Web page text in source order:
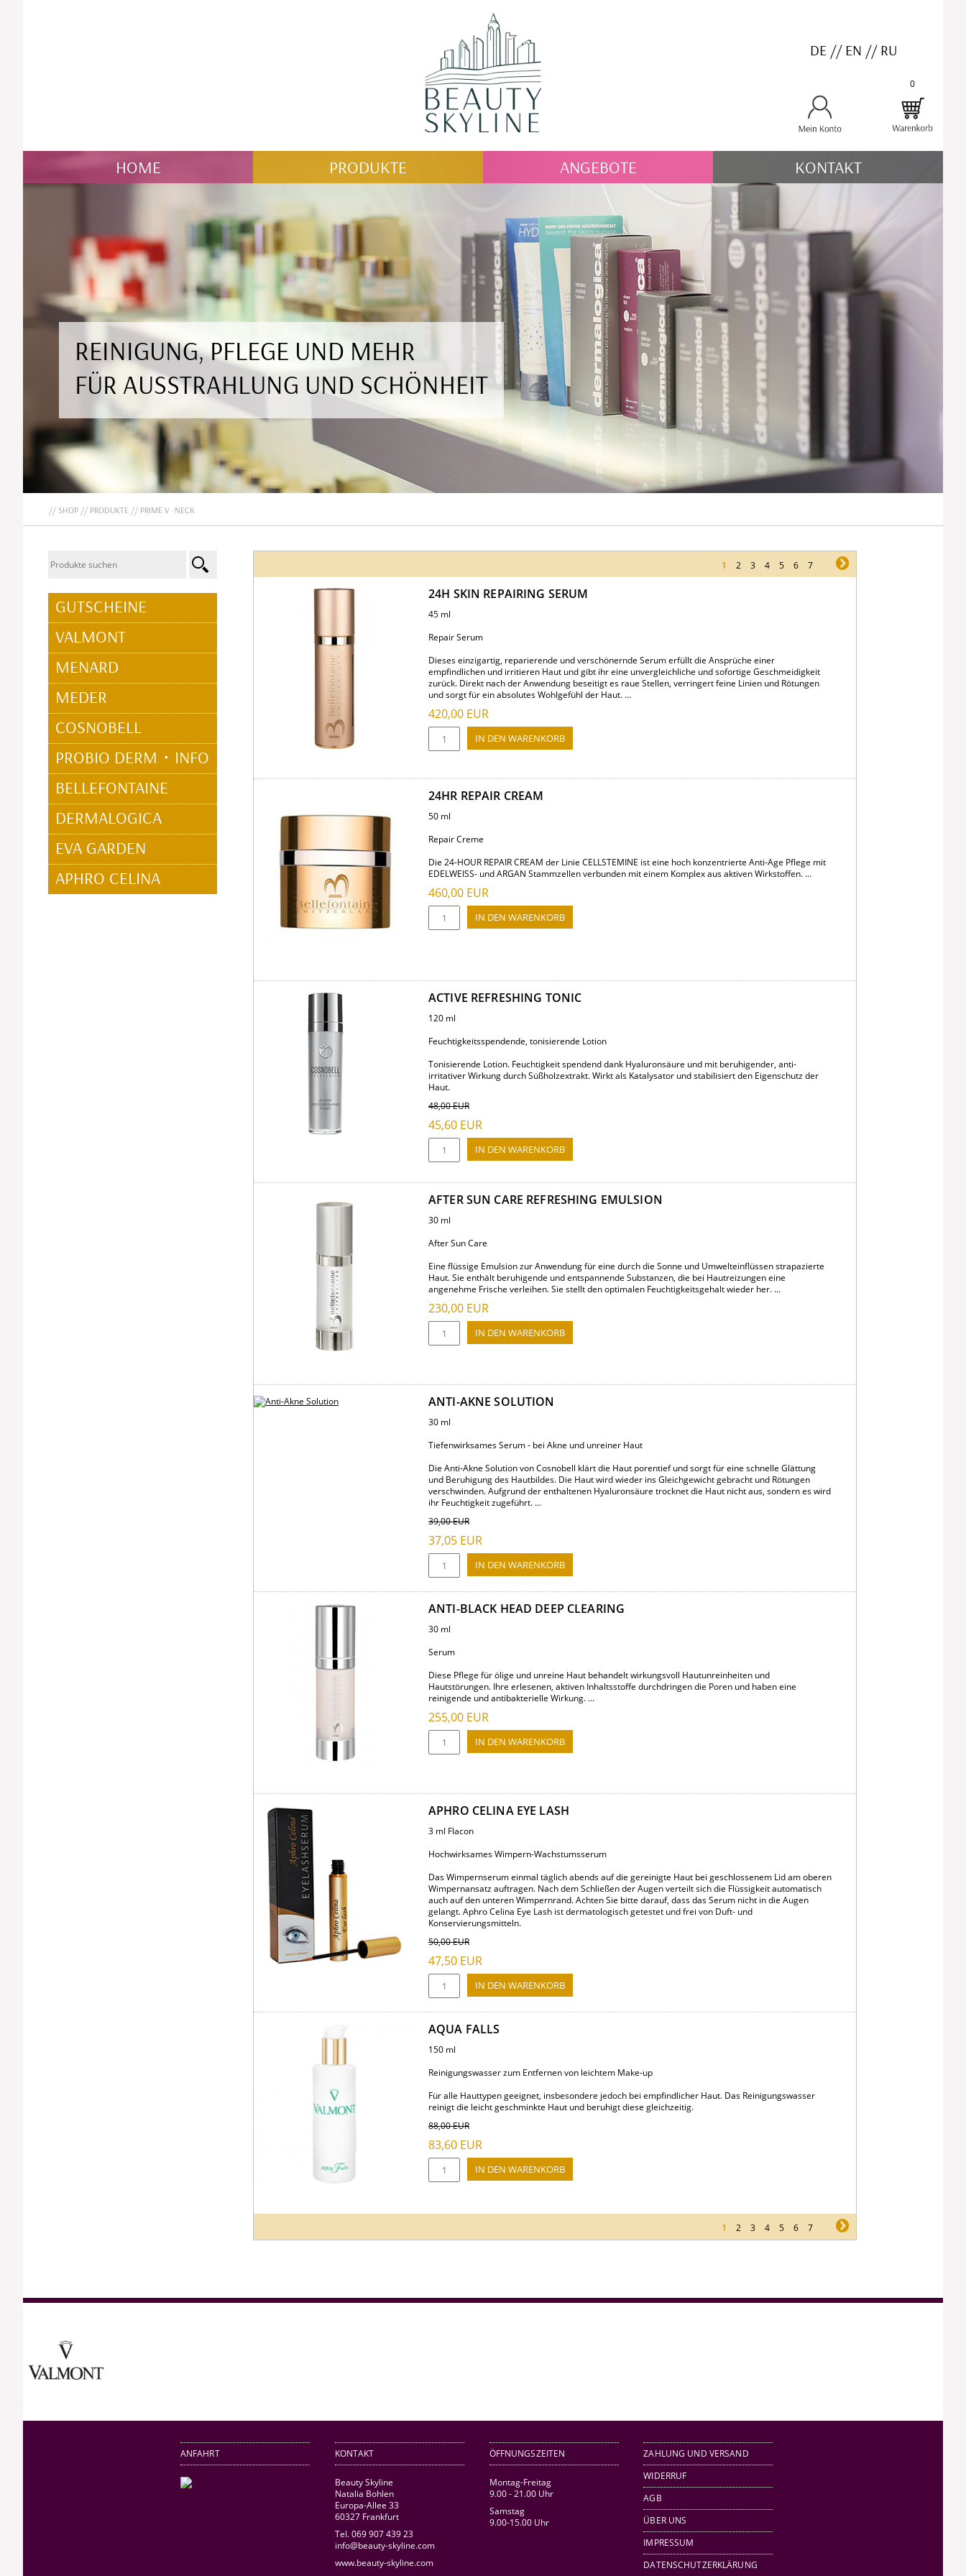
DE // EN // RU
0
HOME PRODUKTE ANGEBOTE KONTAKT
REINIGUNG, PFLEGE UND MEHR
FÜR AUSSTRAHLUNG UND SCHÖNHEIT
SHOP PRODUKTE PRIME V -NECK
1 2 3 4 5 6 7
24H SKIN REPAIRING SERUM
45 ml
Repair Serum
Dieses einzigartig, reparierende und verschönernde Serum erfüllt die Ansprüche einer
empfindlichen und irritieren Haut und gibt ihr eine unvergleichliche und sofortige Geschmeidigkeit
zurück. Direkt nach der Anwendung beseitigt es raue Stellen, verringert feine Linien und Rötungen
und sorgt für ein absolutes Wohlgefühl der Haut. ...
420,00 EUR
24HR REPAIR CREAM
50 ml
Repair Creme
Die 24-HOUR REPAIR CREAM der Linie CELLSTEMINE ist eine hoch konzentrierte Anti-Age Pflege mit
EDELWEISS- und ARGAN Stammzellen verbunden mit einem Komplex aus aktiven Wirkstoffen. ...
460,00 EUR
ACTIVE REFRESHING TONIC
120 ml
Feuchtigkeitsspendende, tonisierende Lotion
Tonisierende Lotion. Feuchtigkeit spendend dank Hyaluronsäure und mit beruhigender, anti-
irritativer Wirkung durch Süßholzextrakt. Wirkt als Katalysator und stabilisiert den Eigenschutz der
Haut.
48,00EUR
45,60 EUR
AFTER SUN CARE REFRESHING EMULSION
30 ml
After Sun Care
Eine flüssige Emulsion zur Anwendung für eine durch die Sonne und Umwelteinflüssen strapazierte
Haut. Sie enthält beruhigende und entspannende Substanzen, die bei Hautreizungen eine
angenehme Frische verleihen. Sie stellt den optimalen Feuchtigkeitsgehalt wieder her. ...
230,00 EUR
ANTI-AKNE SOLUTION
30 ml
Tiefenwirksames Serum - bei Akne und unreiner Haut
Die Anti-Akne Solution von Cosnobell klärt die Haut porentief und sorgt für eine schnelle Glättung
und Beruhigung des Hautbildes. Die Haut wird wieder ins Gleichgewicht gebracht und Rötungen
verschwinden. Aufgrund der enthaltenen Hyaluronsäure trocknet die Haut nicht aus, sondern es wird
ihr Feuchtigkeit zugeführt. ...
39,00EUR
37,05 EUR
ANTI-BLACK HEAD DEEP CLEARING
30 ml
Serum
Diese Pflege für ölige und unreine Haut behandelt wirkungsvoll Hautunreinheiten und
Hautstörungen. Ihre erlesenen, aktiven Inhaltsstoffe durchdringen die Poren und haben eine
reinigende und antibakterielle Wirkung. ...
255,00 EUR
APHRO CELINA EYE LASH
3 ml Flacon
Hochwirksames Wimpern-Wachstumsserum
Das Wimpernserum einmal täglich abends auf die gereinigte Haut bei geschlossenem Lid am oberen
Wimpernansatz auftragen. Nach dem Schließen der Augen verteilt sich die Flüssigkeit automatisch
auch auf den unteren Wimpernrand. Achten Sie bitte darauf, dass das Serum nicht in die Augen
gelangt. Aphro Celina Eye Lash ist dermatologisch getestet und frei von Duft- und
Konservierungsmitteln.
50,00EUR
47,50 EUR
AQUA FALLS
150 ml
Reinigungswasser zum Entfernen von leichtem Make-up
Für alle Hauttypen geeignet, insbesondere jedoch bei empfindlicher Haut. Das Reinigungswasser
reinigt die leicht geschminkte Haut und beruhigt diese gleichzeitig.
88,00EUR
83,60 EUR
1 2 3 4 5 6 7
ÜBERSPRINGEN
GUTSCHEINE
VALMONT
MENARD
MEDER
COSNOBELL
PROBIO DERM・INFO
BELLEFONTAINE
DERMALOGICA
EVA GARDEN
APHRO CELINA
ANFAHRT KONTAKT
Beauty Skyline
Natalia Bohlen
Europa-Allee 33
60327 Frankfurt
Tel. 069 907 439 23
info@beauty-skyline.com
www.beauty-skyline.com
ÖFFNUNGSZEITEN
Montag-Freitag
9.00 - 21.00 Uhr
Samstag
9.00-15.00 Uhr
ZAHLUNG UND VERSAND
WIDERRUF
AGB
ÜBER UNS
IMPRESSUM
DATENSCHUTZERKLÄRUNG